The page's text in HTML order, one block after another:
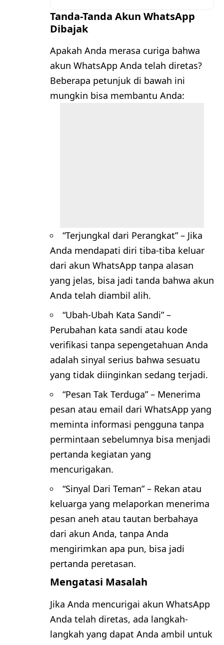
Tanda-Tanda Akun WhatsApp
Dibajak
Apakah Anda merasa curiga bahwa
akun WhatsApp Anda telah diretas?
Beberapa petunjuk di bawah ini
mungkin bisa membantu Anda:
“Terjungkal dari Perangkat” – Jika
Anda mendapati diri tiba-tiba keluar
dari akun WhatsApp tanpa alasan
yang jelas, bisa jadi tanda bahwa akun
Anda telah diambil alih.
“Ubah-Ubah Kata Sandi” –
Perubahan kata sandi atau kode
verifikasi tanpa sepengetahuan Anda
adalah sinyal serius bahwa sesuatu
yang tidak diinginkan sedang terjadi.
“Pesan Tak Terduga” – Menerima
pesan atau email dari WhatsApp yang
meminta informasi pengguna tanpa
permintaan sebelumnya bisa menjadi
pertanda kegiatan yang
mencurigakan.
“Sinyal Dari Teman” – Rekan atau
keluarga yang melaporkan menerima
pesan aneh atau tautan berbahaya
dari akun Anda, tanpa Anda
mengirimkan apa pun, bisa jadi
pertanda peretasan.
Mengatasi Masalah
Jika Anda mencurigai akun WhatsApp
Anda telah diretas, ada langkah-
langkah yang dapat Anda ambil untuk